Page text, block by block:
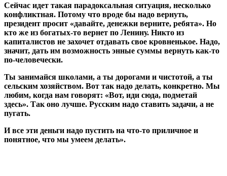
Сейчас идет такая парадоксальная ситуация, несколько
конфликтная. Потому что вроде бы надо вернуть,
президент просит «давайте, денежки верните, ребята». Но
кто же из богатых-то вернет по Ленину. Никто из
капиталистов не захочет отдавать свое кровненькое. Надо,
значит, дать им возможность энные суммы вернуть как-то
по-человечески.
Ты занимайся школами, а ты дорогами и чистотой, а ты
сельским хозяйством. Вот так надо делать, конкретно. Мы
любим, когда нам говорят: «Вот, иди сюда, подметай
здесь». Так оно лучше. Русским надо ставить задачи, а не
пугать.
И все эти деньги надо пустить на что-то приличное и
понятное, что мы умеем делать».